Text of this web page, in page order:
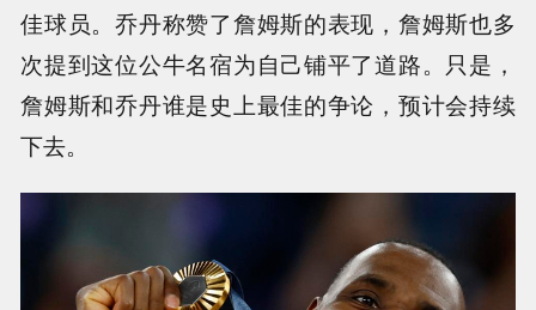
佳球员。乔丹称赞了詹姆斯的表现，詹姆斯也多
次提到这位公牛名宿为自己铺平了道路。只是，
詹姆斯和乔丹谁是史上最佳的争论，预计会持续
下去。